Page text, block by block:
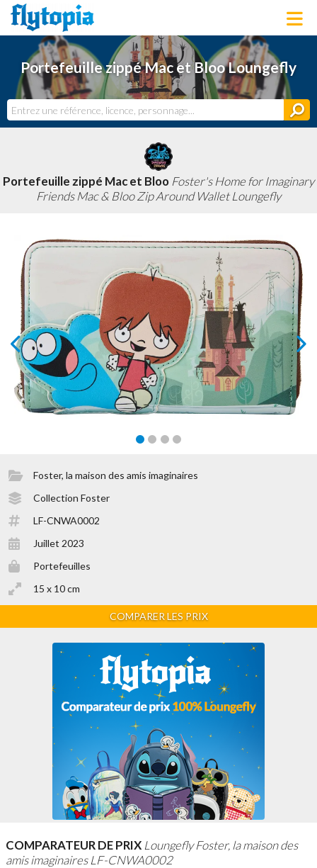
LOUNGEFLY
LICENCES
NOUVEAUTÉS
BONS PLANS
ACTUALITÉS
DERNIERS AJOUTS
Portefeuille zippé Mac et Bloo Loungefly
Portefeuille zippé Mac et Bloo Foster's Home for Imaginary
Friends Mac & Bloo Zip Around Wallet Loungefly
prev next
Foster, la maison des amis imaginaires
Collection Foster
LF-CNWA0002
Juillet 2023
Portefeuilles
15 x 10 cm
COMPARER LES PRIX
COMPARATEUR DE PRIX Loungefly Foster, la maison des
amis imaginaires LF-CNWA0002